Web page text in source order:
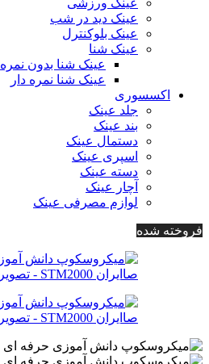
عینک ورزشی
عینک دید در شب
عینک بلوکنترل
عینک شنا
عینک شنا بدون نمره
عینک شنا نمره دار
اکسسوری
جلد عینک
بند عینک
دستمال عینک
اسپری عینک
دسته عینک
آچار عینک
لوازم مصرفی عینک
فروخته شده